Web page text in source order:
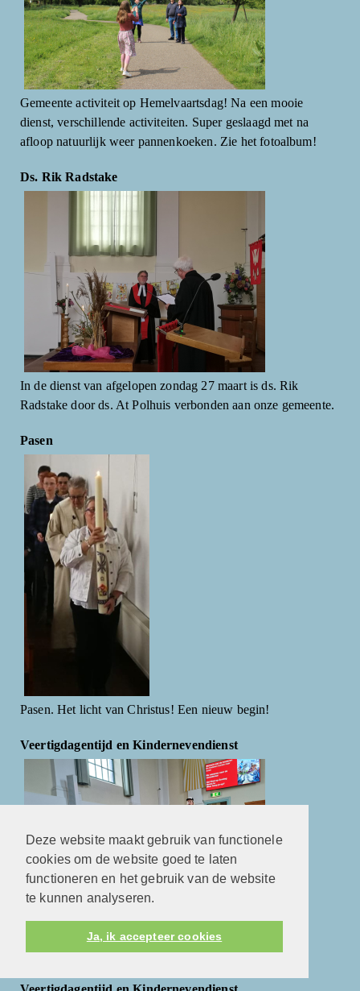
Deze website maakt gebruik van functionele
cookies om de website goed te laten
functioneren en het gebruik van de website
te kunnen analyseren.
Ja, ik accepteer cookies
Gemeente activiteit op Hemelvaartsdag! Na een mooie
dienst, verschillende activiteiten. Super geslaagd met na
afloop natuurlijk weer pannenkoeken. Zie het fotoalbum!
Ds. Rik Radstake
In de dienst van afgelopen zondag 27 maart is ds. Rik
Radstake door ds. At Polhuis verbonden aan onze gemeente.
Pasen
Pasen. Het licht van Christus! Een nieuw begin!
Veertigdagentijd en Kindernevendienst
Waar hoop je op?